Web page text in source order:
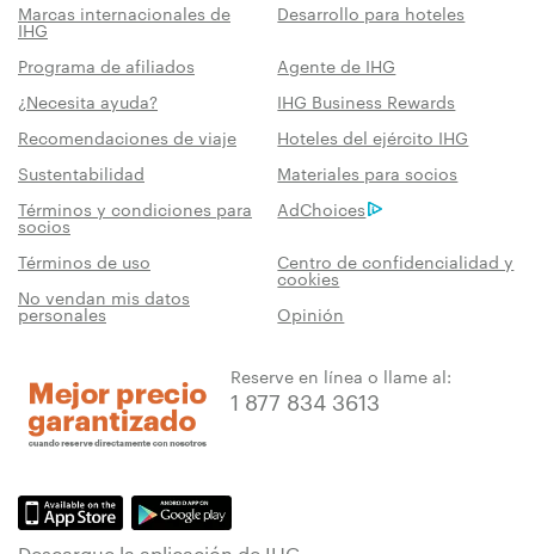
Marcas internacionales de
IHG
Desarrollo para hoteles
Programa de afiliados
Agente de IHG
¿Necesita ayuda?
IHG Business Rewards
Recomendaciones de viaje
Hoteles del ejército IHG
Sustentabilidad
Materiales para socios
Términos y condiciones para
socios
AdChoices
Términos de uso Centro de confidencialidad y
cookies
No vendan mis datos
personales Opinión
Reserve en línea o llame al:
1 877 834 3613